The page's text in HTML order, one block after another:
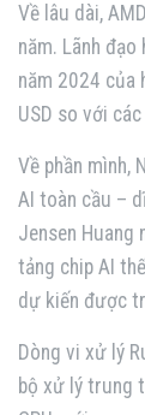
Về lâu dài,
năm. Lãnh
năm 2024 của
USD so với
Về phần mình,
AI toàn cầu –
Jensen Huang
tảng chip AI
dự kiến được
Dòng vi xử lý
bộ xử lý trung